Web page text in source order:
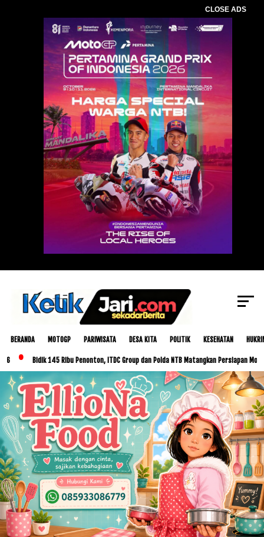
CLOSE ADS
BERANDA MOTOGP PARIWISATA DESA KITA POLITIK KESEHATAN
Bidik 145 Ribu Penonton, ITDC Group dan Polda NTB Matangkan Persiapan MotoGP